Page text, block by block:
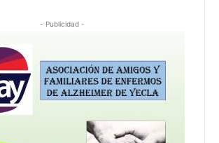
- Publicidad -